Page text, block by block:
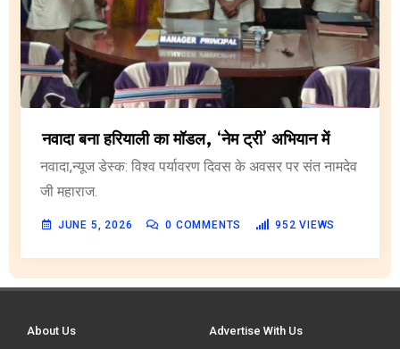
नवादा बना हरियाली का मॉडल, ‘नेम ट्री’ अभियान में
नवादा,न्यूज डेस्क: विश्व पर्यावरण दिवस के अवसर पर संत नामदेव
जी महाराज.
JUNE 5, 2026 0 COMMENTS 952 VIEWS
About Us Advertise With Us